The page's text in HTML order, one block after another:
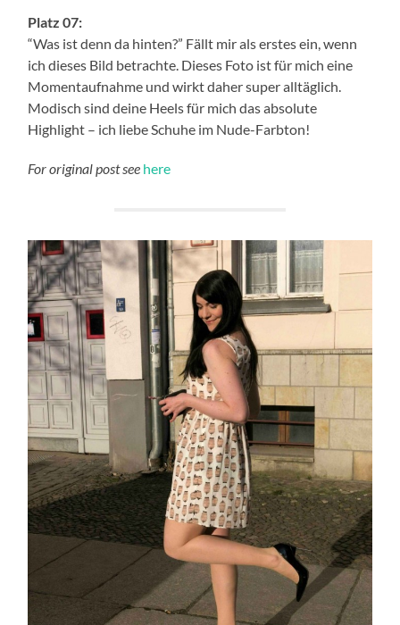
Platz 07:
“Was ist denn da hinten?” Fällt mir als erstes ein, wenn
ich dieses Bild betrachte. Dieses Foto ist für mich eine
Momentaufnahme und wirkt daher super alltäglich.
Modisch sind deine Heels für mich das absolute
Highlight – ich liebe Schuhe im Nude-Farbton!
For original post see here